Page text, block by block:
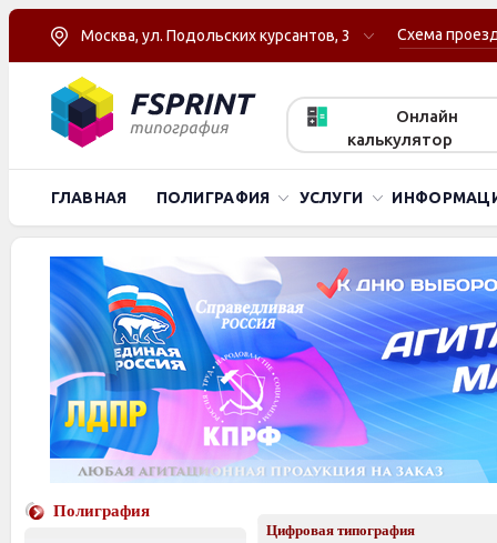
Москва, ул. Подольских курсантов, 3 Схема
Онлайн
калькулятор
ГЛАВНАЯ ПОЛИГРАФИЯ УСЛУГИ
Полиграфия
Цифровая типография